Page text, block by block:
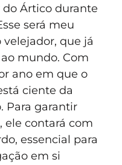
Ártico durante
será meu
velejador, que já
mundo. Com
ano em que o
ciente da
Para garantir
ele contará com
essencial para
em si